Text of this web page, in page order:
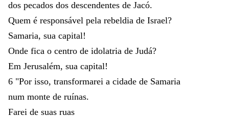
dos pecados dos descendentes de Jacó.
Quem é responsável pela rebeldia de Israel?
Samaria, sua capital!
Onde fica o centro de idolatria de Judá?
Em Jerusalém, sua capital!
6 "Por isso, transformarei a cidade de Samaria
num monte de ruínas.
Farei de suas ruas